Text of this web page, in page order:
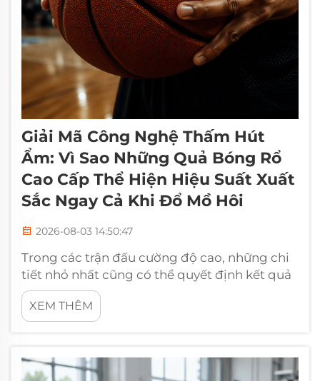
Giải Mã Công Nghệ Thấm Hút
Ẩm: Vì Sao Những Quả Bóng Rổ
Cao Cấp Thể Hiện Hiệu Suất Xuất
Sắc Ngay Cả Khi Đổ Mồ Hôi
2026-08-03 14:50:47
Trong các trận đấu cường độ cao, những chi
tiết nhỏ nhất cũng có thể quyết định kết quả
trận đấu. Đối với một cầu thủ bóng rổ, việc
duy trì độ bám chắc trên bề mặt bóng ngay
cả khi bàn tay đổ mồ hôi chính là ranh giới
định chiến thắng trận đấu. Điều…
XEM THÊM